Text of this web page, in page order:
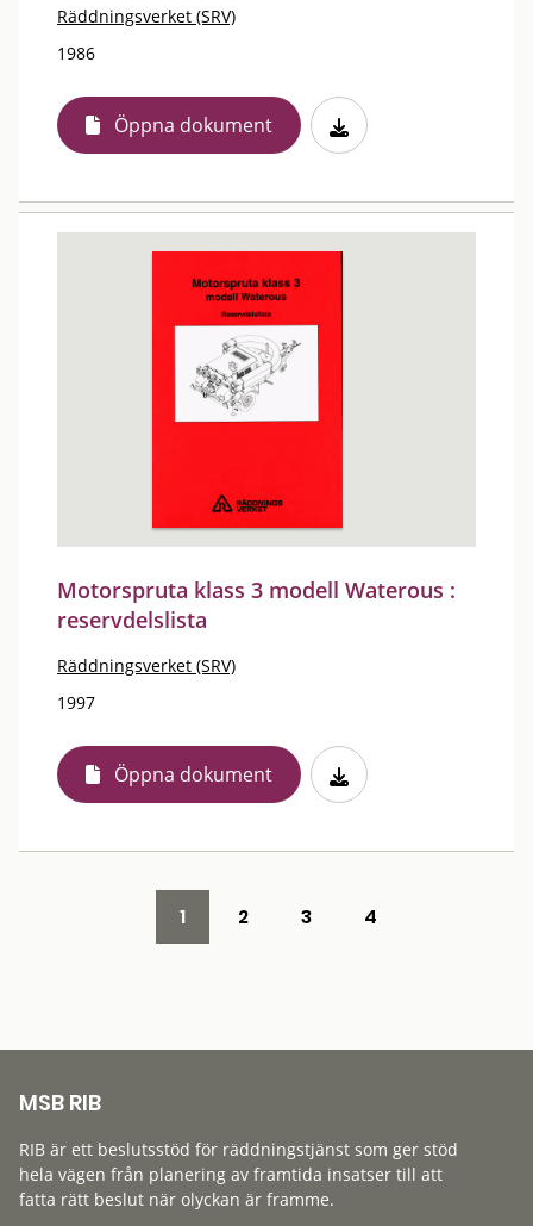
Räddningsverket (SRV)
1986
Öppna dokument
Motorspruta klass 3 modell Waterous :
reservdelslista
Räddningsverket (SRV)
1997
Öppna dokument
1 2 3 4
MSB RIB
RIB är ett beslutsstöd för räddningstjänst som ger stöd
hela vägen från planering av framtida insatser till att
fatta rätt beslut när olyckan är framme.